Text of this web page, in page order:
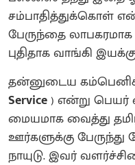
சம்பாதித்துக்கொள்
பேருந்தை
புதிதாக வாங்கி
தன்னுடைய
Service) என்று
மையமாக வைத்து
ஊர்களுக்கு பேருந்து
நாயுடு. இவர்